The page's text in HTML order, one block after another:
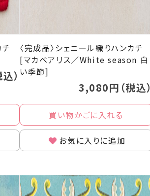
）
〈完成品〉シェニール織りハンカチ
[マカベアリス／White season 白
い季節]
3,080円（税込）
買い物かごに入れる
お気に入りに追加